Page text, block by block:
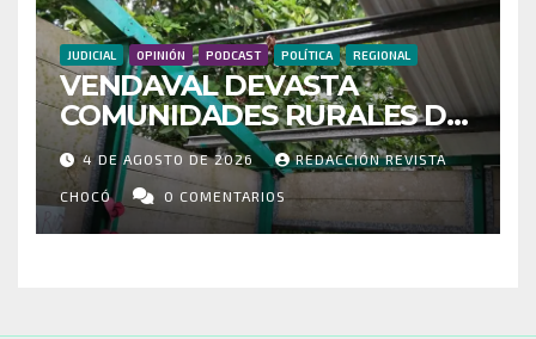
JUDICIAL OPINIÓN PODCAST POLÍTICA REGIONAL
VENDAVAL DEVASTA
COMUNIDADES RURALES DE
RIOSUCIO: ESCUELAS,
VIVIENDAS Y CEMENTERIO
ENTRE LOS AFECTADOS
4 DE AGOSTO DE 2026 REDACCIÓN REVISTA
CHOCÓ 0 COMENTARIOS